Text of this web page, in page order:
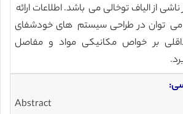
از الیاف توخالی می باشد. اطلاعات ارائه
می توان در طراحی سیستم های خودشفای
بر خواص مکانیکی مواد و مفاصل
Abstract